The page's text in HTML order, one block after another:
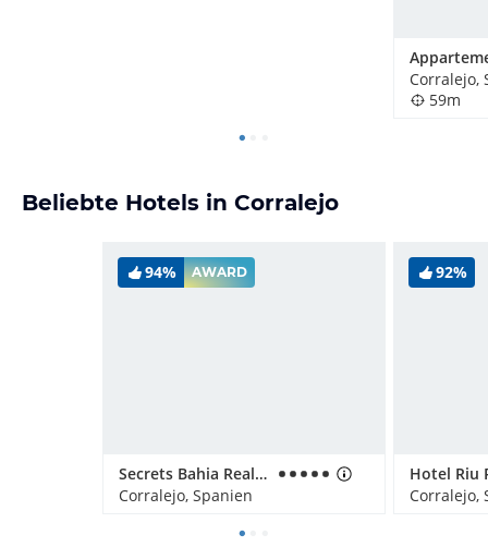
Corralejo,
59m
Beliebte Hotels in Corralejo
94% AWARD
Secrets Bahia Real Resort & SPA
Corralejo, Spanien
92%
Corralejo,